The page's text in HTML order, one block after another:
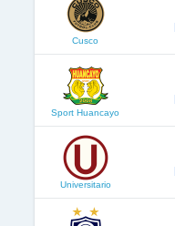
Cusco
Sport Huancayo
Universitario